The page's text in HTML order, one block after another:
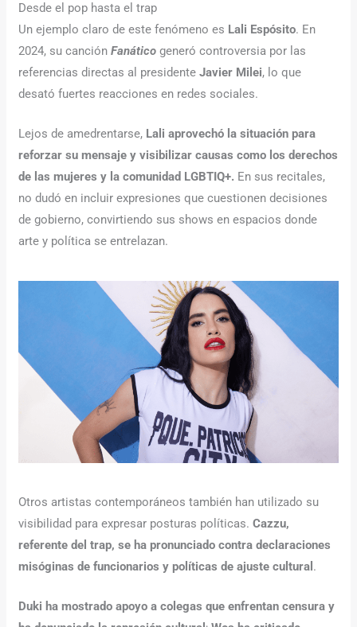
Desde el pop hasta el trap
Un ejemplo claro de este fenómeno es Lali Espósito. En
2024, su canciónFanático generó controversia por las
referencias directas al presidenteJavier Milei, lo que
desató fuertes reacciones en redes sociales.
Lejos de amedrentarse, Lali aprovechó la situación para
reforzar su mensaje y visibilizar causas como los derechos
de las mujeres y la comunidad LGBTIQ+. En sus recitales,
no dudó en incluir expresiones que cuestionen decisiones
de gobierno, convirtiendo sus shows en espacios donde
arte y política se entrelazan.
Otros artistas contemporáneos también han utilizado su
visibilidad para expresar posturas políticas.Cazzu,
referente del trap, se ha pronunciado contra declaraciones
misóginas de funcionarios y políticas de ajuste cultural .
Duki ha mostrado apoyo a colegas que enfrentan censura y